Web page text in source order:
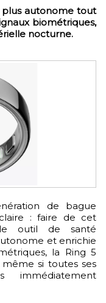
plus autonome tout
biométriques,
nocturne.
: faire de cet
outil de santé
et enrichie
la Ring 5
si toutes ses